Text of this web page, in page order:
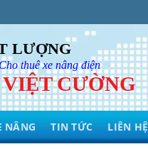
LƯỢNG
thuê xe nâng điện
CƯỜNG
NÂNG TIN TỨC LIÊN HỆ